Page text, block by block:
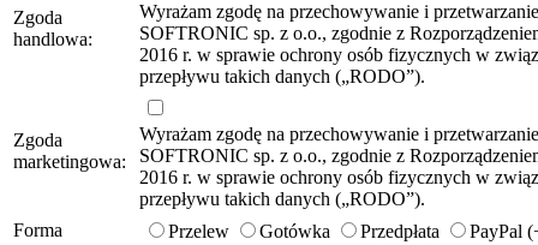
Zgoda
handlowa:
Wyrażam zgodę na przechowywanie i
SOFTRONIC sp. z o.o., zgodnie z
2016 r. w sprawie ochrony osób fizycznych w
przepływu takich danych („RODO”).
Zgoda
marketingowa:
Wyrażam zgodę na przechowywanie i
SOFTRONIC sp. z o.o., zgodnie z
2016 r. w sprawie ochrony osób fizycznych w
przepływu takich danych („RODO”).
Forma
Przelew Gotówka Przedpłata PayPal